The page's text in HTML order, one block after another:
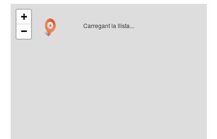
Carregant la llista...
+
−